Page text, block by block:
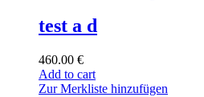
test a d
460.00 €
Add to cart
Zur Merkliste hinzufügen